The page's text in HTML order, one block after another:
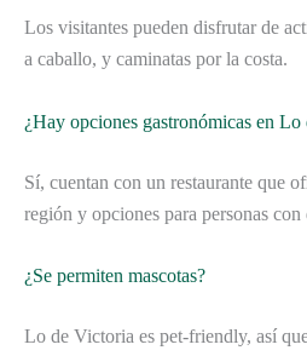
Los visitantes pueden disfrutar de
a caballo, y caminatas por la costa.
¿Hay opciones gastronómicas en
Sí, cuentan con un restaurante que
región y opciones para personas con
¿Se permiten mascotas?
Lo de Victoria es pet-friendly, así